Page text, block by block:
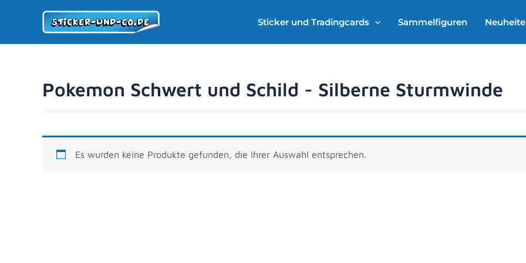
Sticker und Tradingcards Sammelfiguren
Pokemon Schwert und Schild - Silberne Sturmwinde
Es wurden keine Produkte gefunden, die Ihrer Auswahl entsprechen.